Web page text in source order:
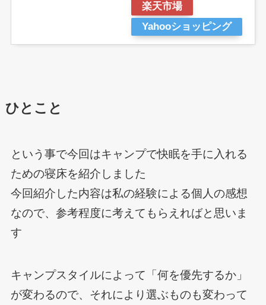
楽天市場
Yahooショッピング
ひとこと
という事で今回はキャンプで快眠を手に入れる
ための寝床を紹介しました
今回紹介した内容は私の経験による個人の感想
なので、参考程度に考えてもらえればと思いま
す
キャンプスタイルによって「何を優先するか」
が変わるので、それにより選ぶものも変わって